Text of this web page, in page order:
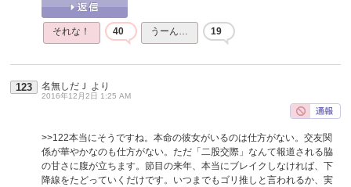
それな！ 40 うーん… 19
123 名無しだＪ より
2016年12月2日 1:25 AM
>>122本当にそうですね。本命の彼女がいるのは仕方がない。交友関
係が華やかなのも仕方がない。ただ「二股交際」なんて報道される脇
の甘さに腹が立ちます。節目の来年、本当にブレイクしなければ、下
降線をたどっていくだけです。いつまでもゴリ推しと言われるか、実